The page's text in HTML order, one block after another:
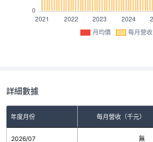
月均價 每月營收
詳細數據
年度月份 每月營收（千元）
2026/07 無